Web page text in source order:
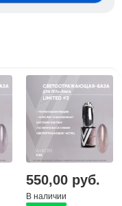
550,00 руб.
В наличии